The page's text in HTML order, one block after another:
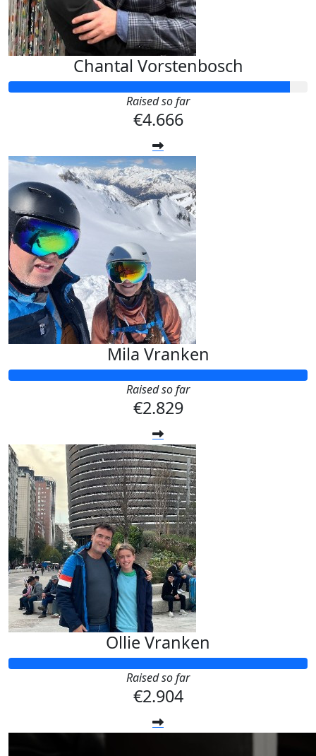
Chantal Vorstenbosch
Raised so far
€4.666
Mila Vranken
Raised so far
€2.829
Ollie Vranken
Raised so far
€2.904